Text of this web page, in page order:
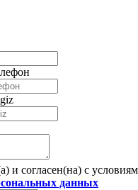
и согласен(на) с
данных